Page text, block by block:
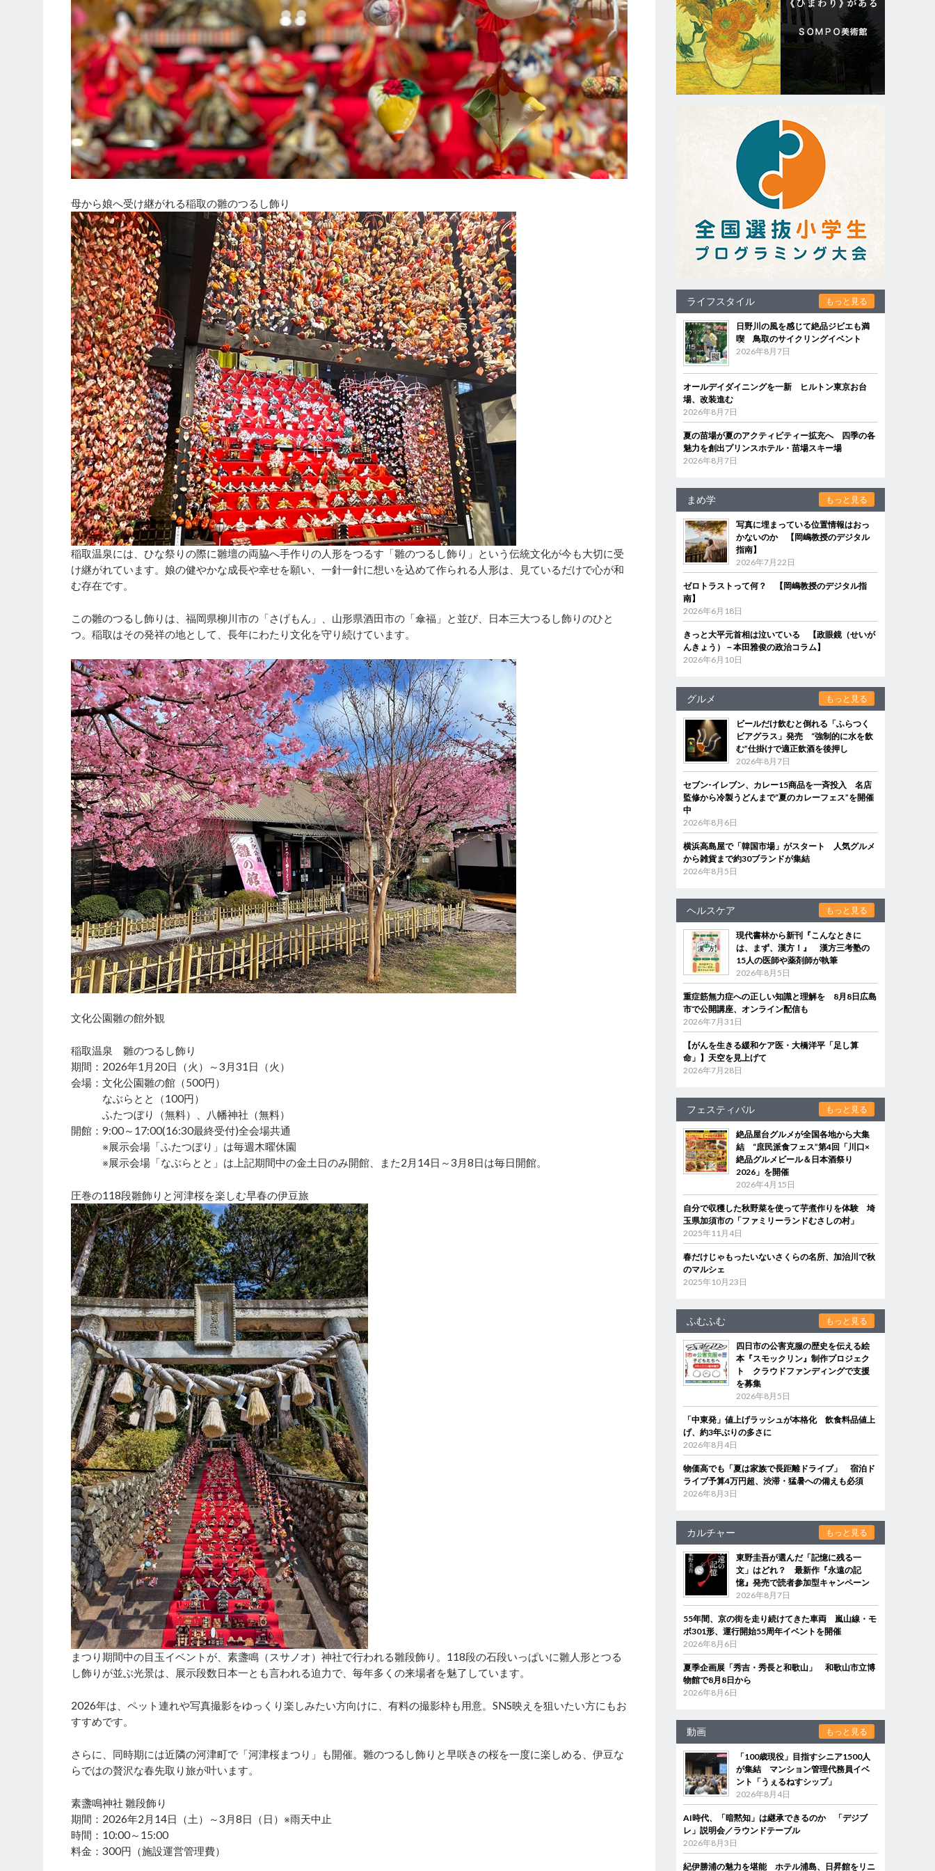
母から娘へ受け継がれる稲取の雛のつるし飾り
稲取温泉には、ひな祭りの際に雛壇の両脇へ手作りの人形をつるす「雛のつるし飾り」という伝統文化が今も大切に受
け継がれています。娘の健やかな成長や幸せを願い、一針一針に想いを込めて作られる人形は、見ているだけで心が和
む存在です。
この雛のつるし飾りは、福岡県柳川市の「さげもん」、山形県酒田市の「傘福」と並び、日本三大つるし飾りのひと
つ。稲取はその発祥の地として、長年にわたり文化を守り続けています。
文化公園雛の館外観
稲取温泉 雛のつるし飾り
期間：2026年1月20日（火）～3月31日（火）
会場：文化公園雛の館（500円）
なぶらとと（100円）
ふたつぼり（無料）、八幡神社（無料）
開館：9:00～17:00(16:30最終受付)全会場共通
※展示会場「ふたつぼり」は毎週木曜休園
※展示会場「なぶらとと」は上記期間中の金土日のみ開館、また2月14日～3月8日は毎日開館。
圧巻の118段雛飾りと河津桜を楽しむ早春の伊豆旅
まつり期間中の目玉イベントが、素盞鳴（スサノオ）神社で行われる雛段飾り。118段の石段いっぱいに雛人形とつる
し飾りが並ぶ光景は、展示段数日本一とも言われる迫力で、毎年多くの来場者を魅了しています。
2026年は、ペット連れや写真撮影をゆっくり楽しみたい方向けに、有料の撮影枠も用意。SNS映えを狙いたい方にもお
すすめです。
さらに、同時期には近隣の河津町で「河津桜まつり」も開催。雛のつるし飾りと早咲きの桜を一度に楽しめる、伊豆な
らではの贅沢な春先取り旅が叶います。
素盞鳴神社 雛段飾り
期間：2026年2月14日（土）～3月8日（日）※雨天中止
時間：10:00～15:00
料金：300円（施設運営管理費）
ライフスタイル もっと見る
日野川の風を感じて絶品ジビエも満
喫 鳥取のサイクリングイベント
2026年8月7日
オールデイダイニングを一新 ヒルトン東京お台
場、改装進む
2026年8月7日
夏の苗場が夏のアクティビティー拡充へ 四季の各
魅力を創出プリンスホテル・苗場スキー場
2026年8月7日
まめ学 もっと見る
写真に埋まっている位置情報はおっ
かないのか 【岡嶋教授のデジタル
指南】
2026年7月22日
ゼロトラストって何？ 【岡嶋教授のデジタル指
南】
2026年6月18日
きっと大平元首相は泣いている 【政眼鏡（せいが
んきょう）－本田雅俊の政治コラム】
2026年6月10日
グルメ もっと見る
ビールだけ飲むと倒れる「ふらつく
ビアグラス」発売 “強制的に水を飲
む”仕掛けで適正飲酒を後押し
2026年8月7日
セブン‐イレブン、カレー15商品を一斉投入 名店
監修から冷製うどんまで“夏のカレーフェス”を開催
中
2026年8月6日
横浜高島屋で「韓国市場」がスタート 人気グルメ
から雑貨まで約30ブランドが集結
2026年8月5日
ヘルスケア もっと見る
現代書林から新刊『こんなときに
は、まず、漢方！』 漢方三考塾の
15人の医師や薬剤師が執筆
2026年8月5日
重症筋無力症への正しい知識と理解を 8月8日広島
市で公開講座、オンライン配信も
2026年7月31日
【がんを生きる緩和ケア医・大橋洋平「足し算
命」】天空を見上げて
2026年7月28日
フェスティバル もっと見る
絶品屋台グルメが全国各地から大集
結 “庶民派食フェス”第4回「川口×
絶品グルメビール＆日本酒祭り
2026」を開催
2026年4月15日
自分で収穫した秋野菜を使って芋煮作りを体験 埼
玉県加須市の「ファミリーランドむさしの村」
2025年11月4日
春だけじゃもったいないさくらの名所、加治川で秋
のマルシェ
2025年10月23日
ふむふむ もっと見る
四日市の公害克服の歴史を伝える絵
本『スモックリン』制作プロジェク
ト クラウドファンディングで支援
を募集
2026年8月5日
「中東発」値上げラッシュが本格化 飲食料品値上
げ、約3年ぶりの多さに
2026年8月4日
物価高でも「夏は家族で長距離ドライブ」 宿泊ド
ライブ予算4万円超、渋滞・猛暑への備えも必須
2026年8月3日
カルチャー もっと見る
東野圭吾が選んだ「記憶に残る一
文」はどれ？ 最新作『永遠の記
憶』発売で読者参加型キャンペーン
2026年8月7日
55年間、京の街を走り続けてきた車両 嵐山線・モ
ボ301形、運行開始55周年イベントを開催
2026年8月6日
夏季企画展「秀吉・秀長と和歌山」 和歌山市立博
物館で8月8日から
2026年8月6日
動画 もっと見る
「100歳現役」目指すシニア1500人
が集結 マンション管理代務員イベ
ント「うぇるねすシップ」
2026年8月4日
AI時代、「暗黙知」は継承できるのか 「デジブ
レ」説明会／ラウンドテーブル
2026年8月3日
紀伊勝浦の魅力を堪能 ホテル浦島、日昇館をリニ